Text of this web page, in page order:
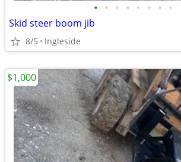
• • • • • • • •
Skid steer boom jib
8/5 Ingleside
$1,000